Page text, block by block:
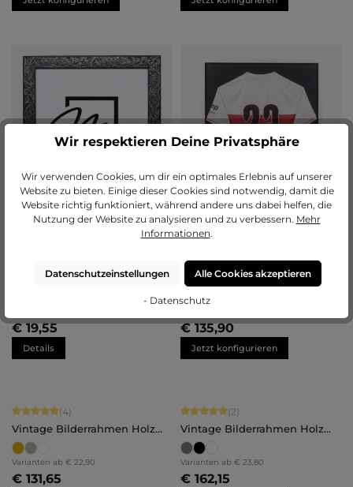
Bilderrahmen Holz Lorena
€ 19,55
Details
Trikot-Bilderrahmen M (60×80
cm)
€ 135,90
Jetzt konfigurieren
Durchschnittliche Bewertung von 5 von 5 Sternen
(4)
Vintage Bilderrahmen Holz
Lysann
Varianten ab € 22,90
€ 131,65
Durchschnittliche Bewertung von 5
(2)
Vintage Bilderrahmen Holz
Insa
Varianten ab € 23,80
€ 162,15
Wir respektieren Deine Privatsphäre
Wir verwenden Cookies, um dir ein optimales Erlebnis auf unserer
Website zu bieten. Einige dieser Cookies sind notwendig, damit die
Website richtig funktioniert, während andere uns dabei helfen, die
Nutzung der Website zu analysieren und zu verbessern. Mehr
Informationen.
Datenschutzeinstellungen Alle Cookies akzeptieren
- Datenschutz